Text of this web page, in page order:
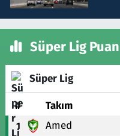
Süper Lig
Süper Lig
# Takım
1 Amed